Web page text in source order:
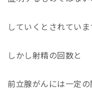
していくとされていま
しかし射精の回数と
前立腺がんには一定